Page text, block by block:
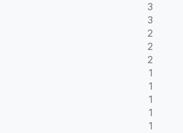
3
3
2
2
2
1
1
1
1
1